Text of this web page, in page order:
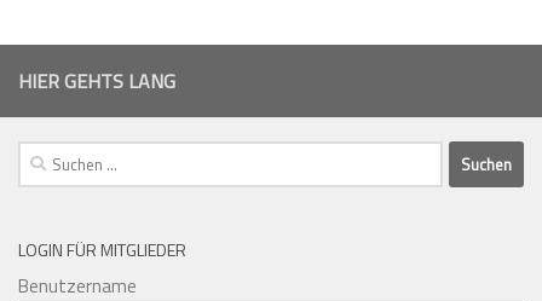
HIER GEHTS LANG
Suchen
nach:
LOGIN FÜR MITGLIEDER
Benutzername